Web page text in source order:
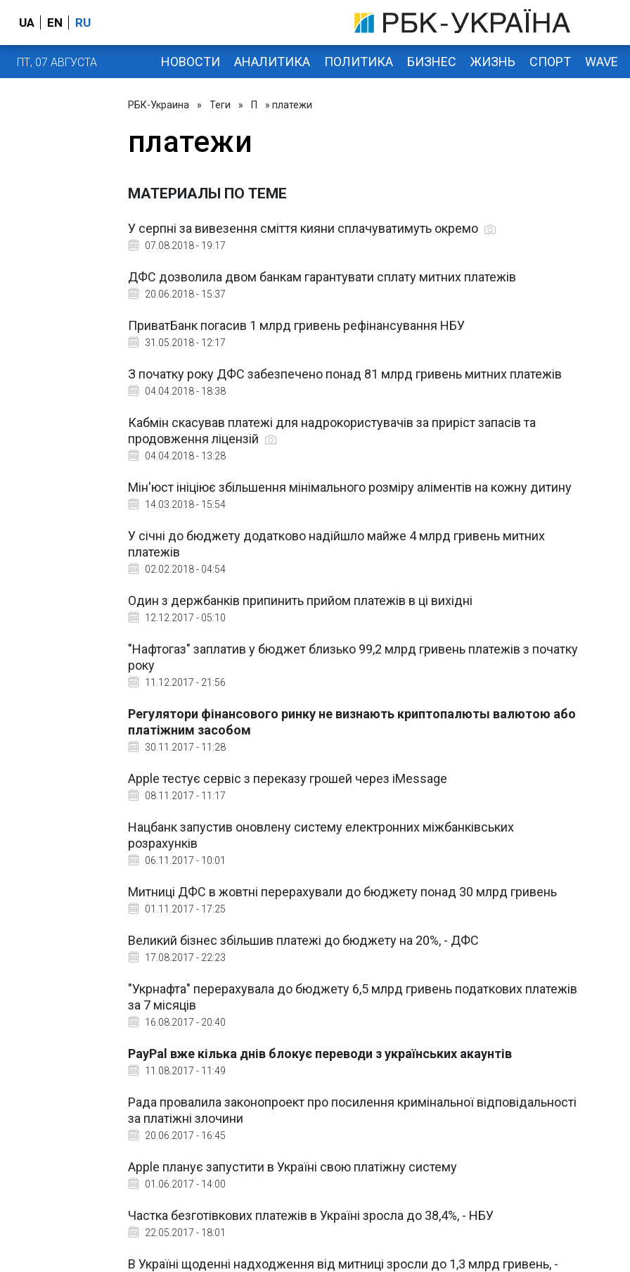
UA EN RU
ПТ, 07 АВГУСТА НОВОСТИ АНАЛИТИКА ПОЛИТИКА БИЗНЕС ЖИЗНЬ СПОРТ WAVE
РБК-Украина » Теги » П » платежи
платежи
МАТЕРИАЛЫ ПО ТЕМЕ
У серпні за вивезення сміття кияни сплачуватимуть окремо
07.08.2018 - 19:17
ДФС дозволила двом банкам гарантувати сплату митних платежів
20.06.2018 - 15:37
ПриватБанк погасив 1 млрд гривень рефінансування НБУ
31.05.2018 - 12:17
З початку року ДФС забезпечено понад 81 млрд гривень митних платежів
04.04.2018 - 18:38
Кабмін скасував платежі для надрокористувачів за приріст запасів та
продовження ліцензій
04.04.2018 - 13:28
Мін'юст ініціює збільшення мінімального розміру аліментів на кожну дитину
14.03.2018 - 15:54
У січні до бюджету додатково надійшло майже 4 млрд гривень митних
платежів
02.02.2018 - 04:54
Один з держбанків припинить прийом платежів в ці вихідні
12.12.2017 - 05:10
"Нафтогаз" заплатив у бюджет близько 99,2 млрд гривень платежів з початку
року
11.12.2017 - 21:56
Регулятори фінансового ринку не визнають криптопалюты валютою або
платіжним засобом
30.11.2017 - 11:28
Apple тестує сервіс з переказу грошей через iMessage
08.11.2017 - 11:17
Нацбанк запустив оновлену систему електронних міжбанківських
розрахунків
06.11.2017 - 10:01
Митниці ДФС в жовтні перерахували до бюджету понад 30 млрд гривень
01.11.2017 - 17:25
Великий бізнес збільшив платежі до бюджету на 20%, - ДФС
17.08.2017 - 22:23
"Укрнафта" перерахувала до бюджету 6,5 млрд гривень податкових платежів
за 7 місяців
16.08.2017 - 20:40
PayPal вже кілька днів блокує переводи з українських акаунтів
11.08.2017 - 11:49
Рада провалила законопроект про посилення кримінальної відповідальності
за платіжні злочини
20.06.2017 - 16:45
Apple планує запустити в Україні свою платіжну систему
01.06.2017 - 14:00
Частка безготівкових платежів в Україні зросла до 38,4%, - НБУ
22.05.2017 - 18:01
В Україні щоденні надходження від митниці зросли до 1,3 млрд гривень, -